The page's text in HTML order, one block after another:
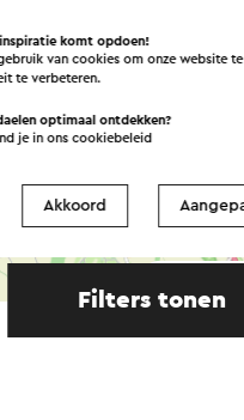
Start de route
Filters tonen
komt opdoen!
van cookies om onze website te
te verbeteren.
optimaal ontdekken?
je in onscookiebeleid
Akkoord